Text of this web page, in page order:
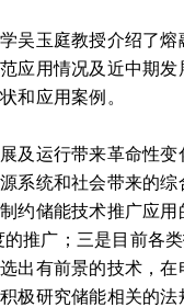
玉庭教授介绍了熔
应用情况及近中期发
和应用案例。
运行带来革命性变
系统和社会带来的综
约储能技术推广应用
推广；三是目前各
出有前景的技术，在
极研究储能相关的法